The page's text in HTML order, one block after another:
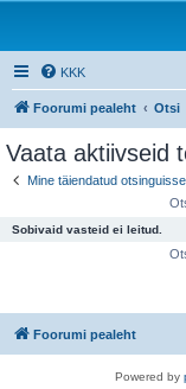
KKK
Foorumi pealeht Otsi
Vaata aktiivseid
Mine täiendatud otsinguisse
Sobivaid vasteid ei leitud.
Foorumi pealeht
Powered by